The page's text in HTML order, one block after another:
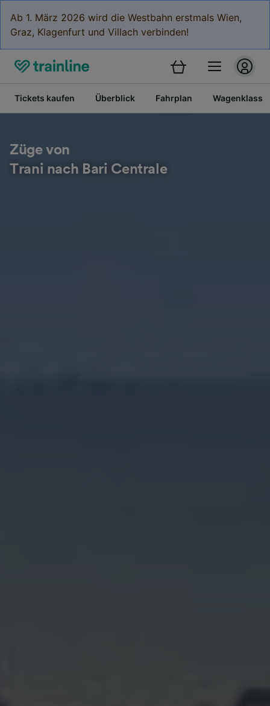
Ab 1. März 2026 wird die Westbahn erstmals Wien,
Graz, Klagenfurt und Villach verbinden!
Tickets kaufen Überblick Fahrplan
Züge von
Trani nach Bari Centrale